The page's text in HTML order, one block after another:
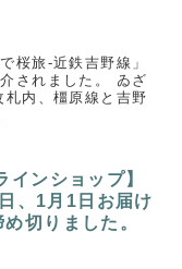
桜旅-近鉄吉野線」
されました。 ゐざ
内、橿原線と吉野
インショップ】
、1月1日お届け
切りました。